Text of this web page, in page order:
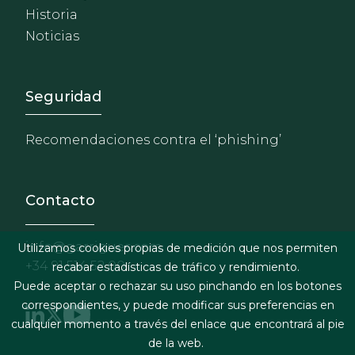
Historia
Noticias
Footer - Extranet y
Seguridad
Recomendaciones contra el ‘phishing’
Contacto
info@garrigues.com
+34 91 514 52 00
Utilizamos cookies propias de medición que nos permiten
recabar estadísticas de tráfico y rendimiento.
Puede aceptar o rechazar su uso pinchando en los botones
correspondientes, y puede modificar sus preferencias en
cualquier momento a través del enlace que encontrará al pie
de la web.